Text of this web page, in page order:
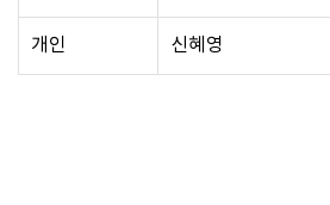
개인 신혜영